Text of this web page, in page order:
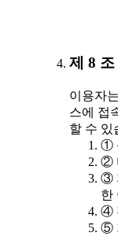
제 8
이용자
스에 접
할 수 있
①
②
③
한
④
⑤